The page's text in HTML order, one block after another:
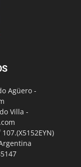
Agüero -
Villa -